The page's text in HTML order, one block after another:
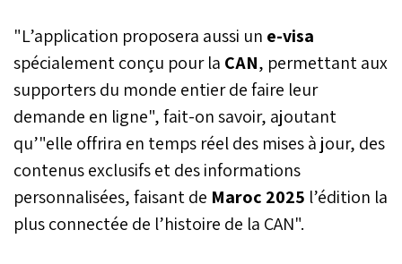
coup d’envoi de cette
compétition.
"L’application proposera aussi un e-visa
spécialement conçu pour la CAN, permettant aux
supporters du monde entier de faire leur
demande en ligne", fait-on savoir, ajoutant
qu’"elle offrira en temps réel des mises à jour, des
contenus exclusifs et des informations
personnalisées, faisant de Maroc 2025 l’édition la
plus connectée de l’histoire de la CAN".